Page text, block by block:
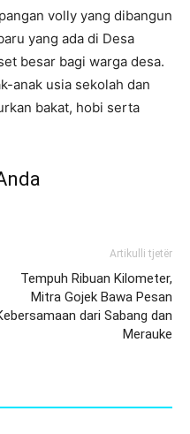
volly yang dibangun
yang ada di Desa
besar bagi warga desa.
anak usia sekolah dan
bakat, hobi serta
Artikulli tjetër
Tempuh Ribuan Kilometer,
Mitra Gojek Bawa Pesan
dari Sabang dan
Merauke